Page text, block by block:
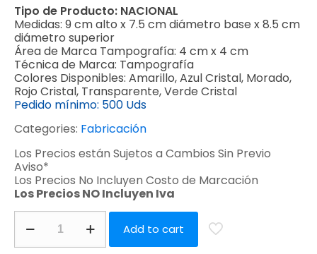
Tipo de Producto: NACIONAL
Medidas: 9 cm alto x 7.5 cm diámetro base x 8.5 cm
diámetro superior
Área de Marca Tampografía: 4 cm x 4 cm
Técnica de Marca: Tampografía
Colores Disponibles: Amarillo, Azul Cristal, Morado,
Rojo Cristal, Transparente, Verde Cristal
Pedido mínimo: 500 Uds
Categories: Fabricación
Los Precios están Sujetos a Cambios Sin Previo
Aviso*
Los Precios No Incluyen Costo de Marcación
Los Precios NO Incluyen Iva
Add to cart